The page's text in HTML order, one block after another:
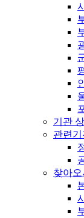
기관
관련
찾아